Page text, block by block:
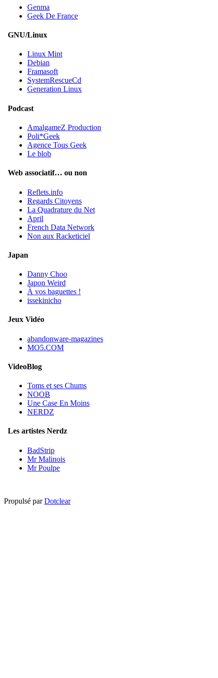
Genma
Geek De France
GNU/Linux
Linux Mint
Debian
Framasoft
SystemRescueCd
Generation Linux
Podcast
AmalgameZ Production
Poli*Geek
Agence Tous Geek
Le blob
Web associatif… ou non
Reflets.info
Regards Citoyens
La Quadrature du Net
April
French Data Network
Non aux Racketiciel
Japan
Danny Choo
Japon Weird
À vos baguettes !
issekinicho
Jeux Vidéo
abandonware-magazines
MO5.COM
VideoBlog
Toms et ses Chums
NOOB
Une Case En Moins
NERDZ
Les artistes Nerdz
BadStrip
Mr Malinois
Mr Poulpe
Propulsé parDotclear